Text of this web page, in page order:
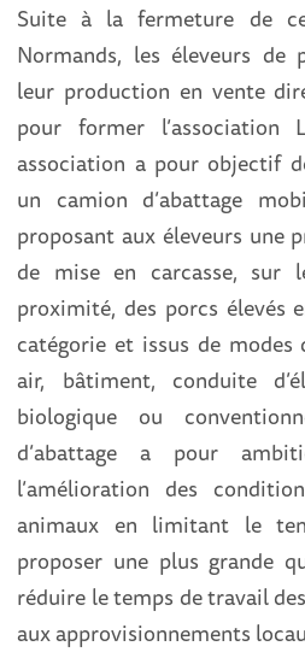
Suite à la fermeture de
Normands, les éleveurs de
leur production en vente
pour former l’association
association a pour objectif
un camion d’abattage
proposant aux éleveurs une
de mise en carcasse,
proximité, des porcs élevés
catégorie et issus de modes
air, bâtiment, conduite
biologique ou
d’abattage a pour
l’amélioration des
animaux en limitant le
proposer une plus grande
réduire le temps de travail
aux approvisionnements